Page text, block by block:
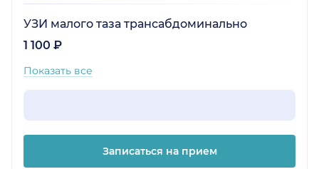
УЗИ малого таза трансабдоминально
1 100 ₽
Показать все
Записаться на прием